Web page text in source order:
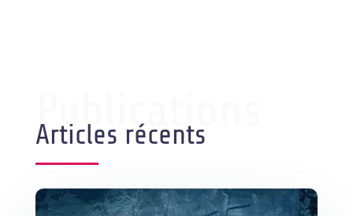
Publications
Articles récents